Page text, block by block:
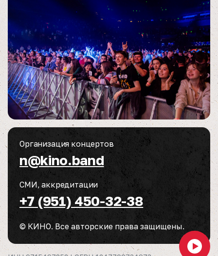
Организация концертов
n@kino.band
СМИ, аккредитации
+7 (951) 450-32-38
© КИНО. Все авторские права защищены.